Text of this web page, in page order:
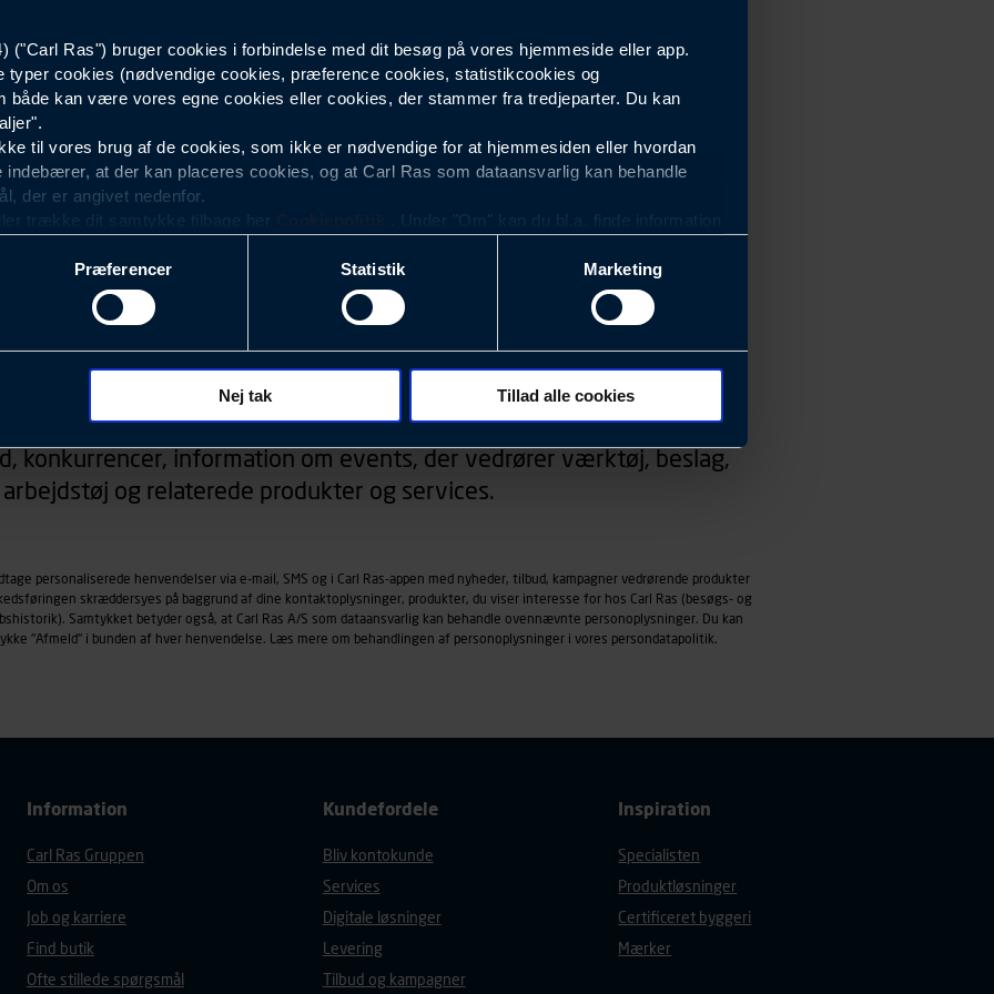
("Carl Ras") bruger cookies i forbindelse med dit besøg på vores hjemmeside eller app.
typer cookies (nødvendige cookies, præference cookies, statistikcookies og
både kan være vores egne cookies eller cookies, der stammer fra tredjeparter. Du kan
til vores brug af de cookies, som ikke er nødvendige for at hjemmesiden eller hvordan
indebærer, at der kan placeres cookies, og at Carl Ras som dataansvarlig kan behandle
der er angivet nedenfor.
trække dit samtykke tilbage her
. Under "Om" kan du bl.a. finde information
med det formål at optimere design, brugervenlighed og effektiviteten af vores
analyser af, hvilke oplysninger der er mest populære, og som derfor skal være nemme at
hvad der klikkes på, sider/indhold der besøges, browsertype, søgeord, IP-adresse,
(computer, smartphone mv.) samt de features, der anvendes.
sig på. Til dette formål behandles der personoplysninger om dit foretrukne sprog, og den
af vores platforme (hjemmeside og app), herunder færden på siderne, tidspunkt, hvad der
browsertype, søgeord, IP-adresse, informationer om enhedstype (computer,
der anvendes.
Præferencer Statistik Marketing
Nej tak Tillad alle cookies
40
Nyhedsbrev
konkurrencer, information om events, der vedrører værktøj, beslag,
arbejdstøj og relaterede produkter og services.
personaliserede henvendelser via e-mail, SMS og i Carl Ras-appen med nyheder, tilbud, kampagner vedrørende produkter
skræddersyes på baggrund af dine kontaktoplysninger, produkter, du viser interesse for hos Carl Ras (besøgs- og
Samtykket betyder også, at Carl Ras A/S som dataansvarlig kan behandle ovennævnte personoplysninger. Du kan
"Afmeld" i bunden af hver henvendelse. Læs mere om behandlingen af personoplysninger i vores persondatapolitik.
Information
Carl Ras Gruppen
Om os
Job og karriere
Find butik
Ofte stillede spørgsmål
Kundefordele
Bliv kontokunde
Services
Digitale løsninger
Levering
Tilbud og kampagner
Inspiration
Specialisten
Produktløsninger
Certificeret byggeri
Mærker